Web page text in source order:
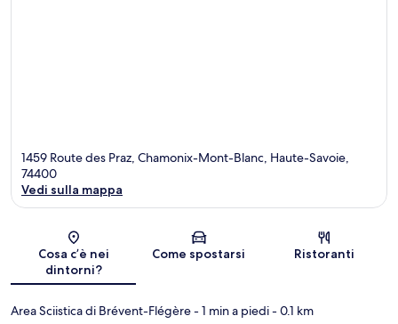
1459 Route des Praz, Chamonix-Mont-Blanc, Haute-Savoie,
74400
Vedi sulla mappa
Cosa c’è nei
dintorni?
Come spostarsi Ristoranti
Area Sciistica di Brévent-Flégère- 1 min a piedi- 0.1 km